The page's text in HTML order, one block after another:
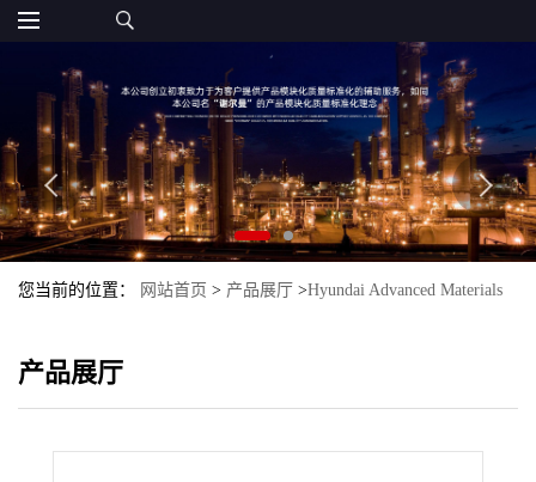
您当前的位置： 网站首页 > 产品展厅 >Hyundai Advanced Materials
Hyundai Advanced Materials 现代 万都 Mando
产品展厅